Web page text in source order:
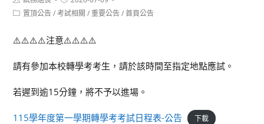
author:
published:
Post置頂公告 / 考試相關 / 重要公告 / 首頁公告
⚠️⚠️⚠️⚠️注意⚠️⚠️⚠️⚠️
請有參加本校轉學考考生，請於該時間至指定地點應試。
若遲到逾15分鐘，將不予以進場。
115學年度第一學期轉學考考試日程表-公告 下載